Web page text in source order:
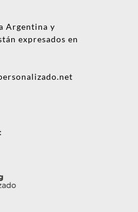
Argentina y
expresados en